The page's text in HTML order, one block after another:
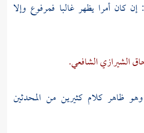
كان أمرا يظهر غالبا فمرفوع وإلا
الشيرازي الشافعي.
ظاهر كلام كثيرين من المحدثين